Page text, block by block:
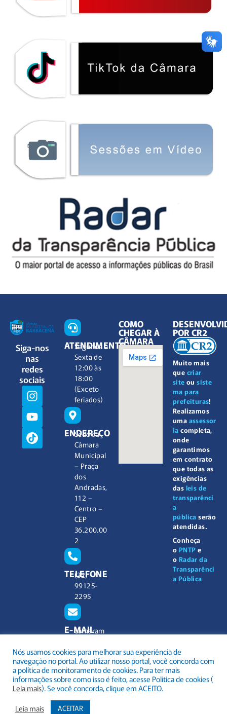
Siga-nos
nas
redes
sociais
ATENDIMENTO
Segunda à
Sexta de
12:00 às
18:00
(Exceto
feriados)
ENDEREÇO
Sede da
Câmara
Municipal
– Praça
dos
Andradas,
112 –
Centro –
CEP
36.200.00
2
TELEFONE
(32)
99125-
2295
E-MAIL
camaram
barbacen
a.mg.gov.
br
COMO
CHEGAR À
CÂMARA
Muito mais
que criar
site ousiste
ma para
prefeituras!
Realizamos
uma assessor
ia completa,
onde
garantimos
em contrato
que todas as
exigências
das leis de
transparênci
a
pública serão
atendidas.
Conheça
o PNTP e
o Radar da
Transparênci
a Pública
POR CR2
Todos os direitos reservados a Câmara Municipal Barbacena
Nós usamos cookies para melhorar sua experiência de
navegação no portal. Ao utilizar nosso portal, você concorda com
a política de monitoramento de cookies. Para ter mais
informações sobre como isso é feito, acesse Política de cookies (
Leia mais). Se você concorda, clique em ACEITO.
Leia mais
ACEITAR